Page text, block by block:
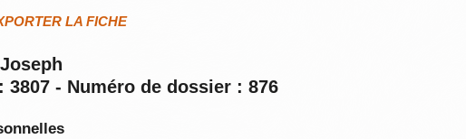
LA FICHE
3807 - Numéro de dossier : 876